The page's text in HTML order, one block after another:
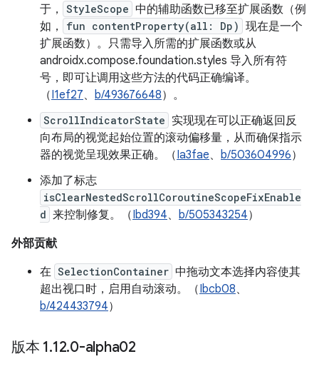
于，
StyleScope 中的辅助函数已移至扩展函数（例
如，
fun contentProperty(all: Dp) 现在是一个
扩展函数）。只需导入所需的扩展函数或从
androidx.compose.foundation.styles 导入所有符
号，即可让调用这些方法的代码正确编译。
（I1ef27、 b/493676648）。
ScrollIndicatorState 实现现在可以正确返回反
向布局的视觉起始位置的滚动偏移量，从而确保指示
器的视觉呈现效果正确。（Ia3fae、 b/503604996）
添加了标志
isClearNestedScrollCoroutineScopeFixEnable
d 来控制修复。（Ibd394、 b/505343254）
外部贡献
在 SelectionContainer 中拖动文本选择内容使其
超出视口时，启用自动滚动。（Ibcb08、
b/424433794）
版本 1.12.0-alpha02